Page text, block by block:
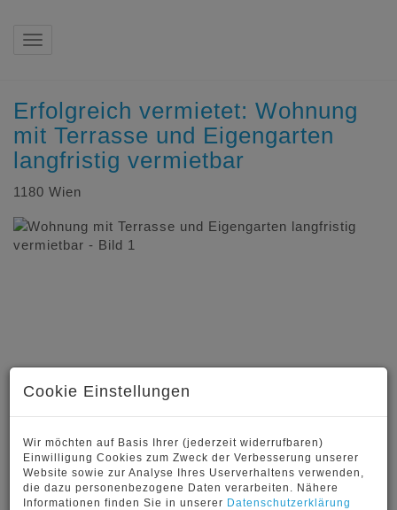
Navigation anzeigen
Erfolgreich vermietet: Wohnung
mit Terrasse und Eigengarten
langfristig vermietbar
1180 Wien
Cookie Einstellungen
Wir möchten auf Basis Ihrer (jederzeit widerrufbaren)
Einwilligung Cookies zum Zweck der Verbesserung unserer
Website sowie zur Analyse Ihres Userverhaltens verwenden,
die dazu personenbezogene Daten verarbeiten. Nähere
Informationen finden Sie in unserer Datenschutzerklärung